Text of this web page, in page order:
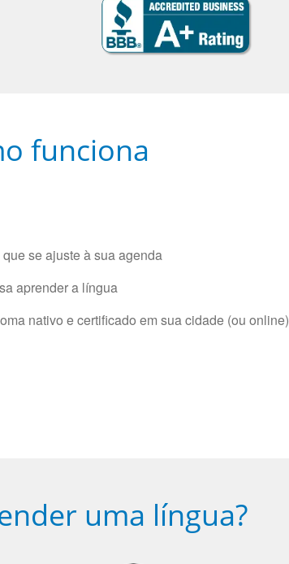
funciona
se ajuste à sua agenda
aprender a língua
nativo e certificado em sua cidade (ou online)
uma língua?